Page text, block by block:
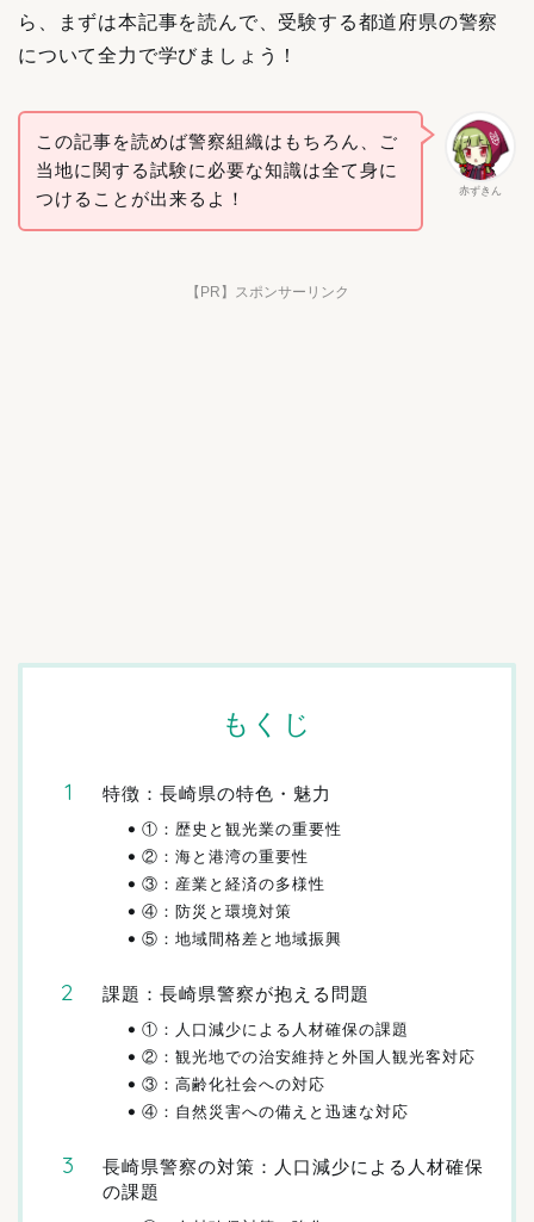
ら、まずは本記事を読んで、受験する都道府県の警察
について全力で学びましょう！
赤ずきん
この記事を読めば警察組織はもちろん、ご
当地に関する試験に必要な知識は全て身に
つけることが出来るよ！
【PR】スポンサーリンク
もくじ
特徴：長崎県の特色・魅力
①：歴史と観光業の重要性
②：海と港湾の重要性
③：産業と経済の多様性
④：防災と環境対策
⑤：地域間格差と地域振興
課題：長崎県警察が抱える問題
①：人口減少による人材確保の課題
②：観光地での治安維持と外国人観光客対応
③：高齢化社会への対応
④：自然災害への備えと迅速な対応
長崎県警察の対策：人口減少による人材確保
の課題